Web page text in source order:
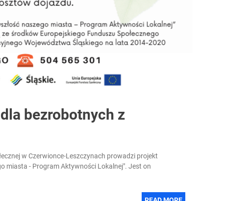
bezrobotnych z
w Czerwionce-Leszczynach prowadzi projekt
miasta - Program Aktywności Lokalnej". Jest on